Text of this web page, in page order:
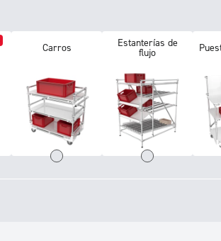
Carros Estanterías de
flujo